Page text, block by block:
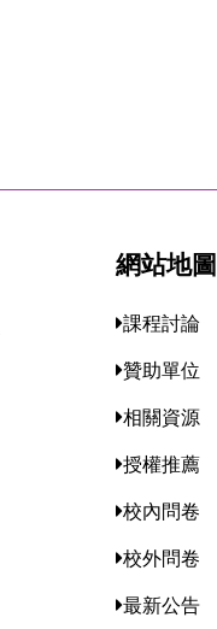
網站地圖
課程討論
贊助單位
相關資源
授權推薦
校內問卷
校外問卷
最新公告